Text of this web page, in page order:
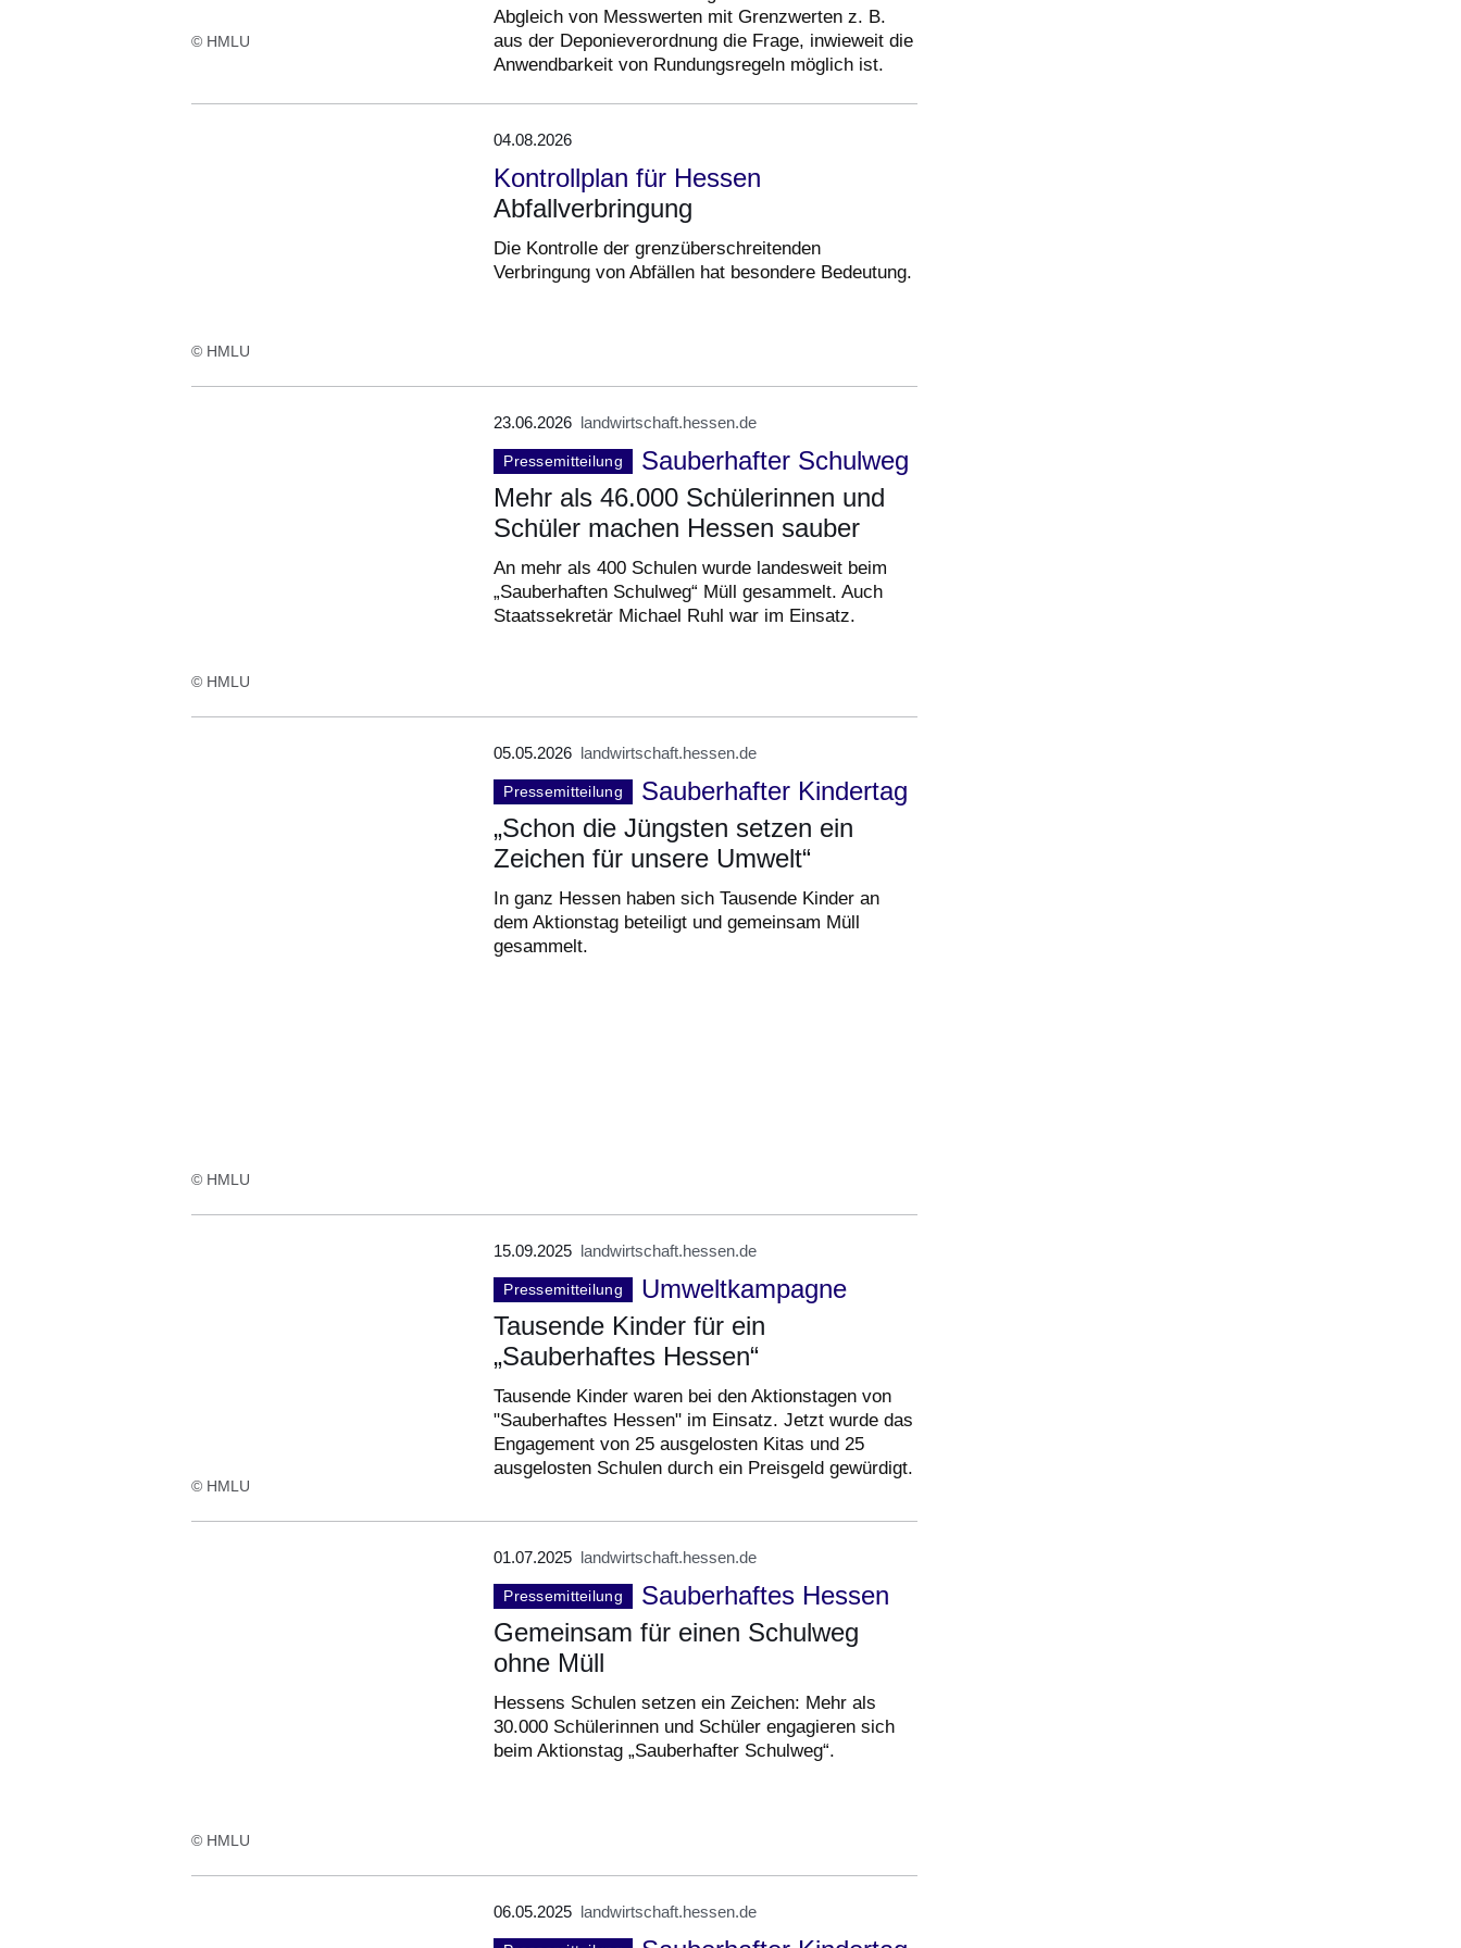
© HMLU
Abgleich von Messwerten mit Grenzwerten z. B.
aus der Deponieverordnung die Frage, inwieweit die
Anwendbarkeit von Rundungsregeln möglich ist.
© HMLU
04.08.2026
Kontrollplan für Hessen
Abfallverbringung
Die Kontrolle der grenzüberschreitenden
Verbringung von Abfällen hat besondere Bedeutung.
© HMLU
23.06.2026 landwirtschaft.hessen.de
Pressemitteilung
Sauberhafter Schulweg
Mehr als 46.000 Schülerinnen und
Schüler machen Hessen sauber
An mehr als 400 Schulen wurde landesweit beim
„Sauberhaften Schulweg“ Müll gesammelt. Auch
Staatssekretär Michael Ruhl war im Einsatz.
© HMLU
05.05.2026 landwirtschaft.hessen.de
Pressemitteilung
Sauberhafter Kindertag
„Schon die Jüngsten setzen ein
Zeichen für unsere Umwelt“
In ganz Hessen haben sich Tausende Kinder an
dem Aktionstag beteiligt und gemeinsam Müll
gesammelt.
© HMLU
15.09.2025 landwirtschaft.hessen.de
Pressemitteilung
Umweltkampagne
Tausende Kinder für ein
„Sauberhaftes Hessen“
Tausende Kinder waren bei den Aktionstagen von
"Sauberhaftes Hessen" im Einsatz. Jetzt wurde das
Engagement von 25 ausgelosten Kitas und 25
ausgelosten Schulen durch ein Preisgeld gewürdigt.
© HMLU
01.07.2025 landwirtschaft.hessen.de
Pressemitteilung
Sauberhaftes Hessen
Gemeinsam für einen Schulweg
ohne Müll
Hessens Schulen setzen ein Zeichen: Mehr als
30.000 Schülerinnen und Schüler engagieren sich
beim Aktionstag „Sauberhafter Schulweg“.
06.05.2025 landwirtschaft.hessen.de